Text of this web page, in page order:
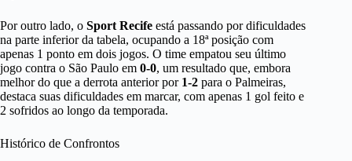
Por outro lado, o Sport Recife está passando por dificuldades
na parte inferior da tabela, ocupando a 18ª posição com
apenas 1 ponto em dois jogos. O time empatou seu último
jogo contra o São Paulo em 0-0, um resultado que, embora
melhor do que a derrota anterior por 1-2 para o Palmeiras,
destaca suas dificuldades em marcar, com apenas 1 gol feito e
2 sofridos ao longo da temporada.
Histórico de Confrontos